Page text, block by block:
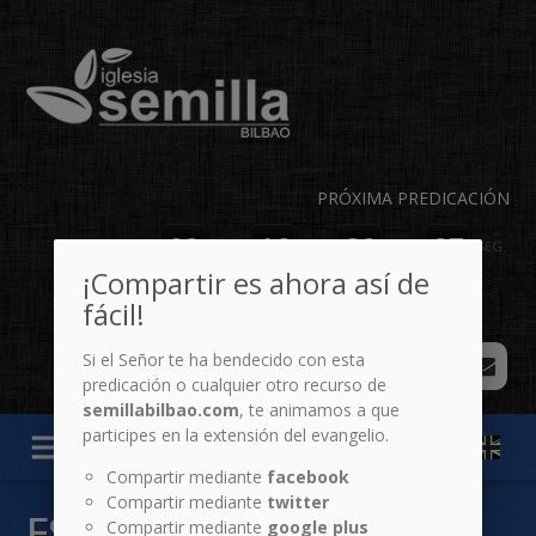
PRÓXIMA PREDICACIÓN
02 16 30 27 SEG
menu
¡Compartir es ahora así de
fácil!
Si el Señor te ha bendecido con esta
predicación o cualquier otro recurso de
semillabilbao.com, te animamos a que
participes en la extensión del evangelio.
Compartir mediante facebook
Compartir mediante twitter
Compartir mediante google plus